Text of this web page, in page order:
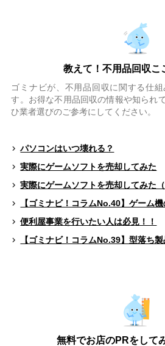
教えて！不用品回収こ
ゴミナビが、不用品回収に関する仕
す。お得な不用品回収の情報や知られ
ひ業者選びのご参考にしてください。
パソコンはいつ壊れる？
実際にゲームソフトを売却してみた
実際にゲームソフトを売却してみた（
【ゴミナビ！コラムNo.40】ゲーム機の実
便利屋事業を行いたい人は必見！！
【ゴミナビ！コラムNo.39】型落ち製品は買い取っ
無料でお店のPRをして